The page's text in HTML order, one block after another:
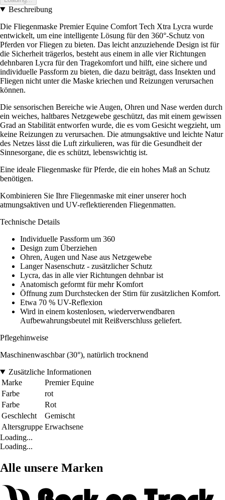
Beschreibung
Die Fliegenmaske Premier Equine Comfort Tech Xtra Lycra wurde
entwickelt, um eine intelligente Lösung für den 360°-Schutz von
Pferden vor Fliegen zu bieten. Das leicht anzuziehende Design ist für
die Sicherheit trägerlos, besteht aus einem in alle vier Richtungen
dehnbaren Lycra für den Tragekomfort und hilft, eine sichere und
individuelle Passform zu bieten, die dazu beiträgt, dass Insekten und
Fliegen nicht unter die Maske kriechen und Reizungen verursachen
können.
Die sensorischen Bereiche wie Augen, Ohren und Nase werden durch
ein weiches, haltbares Netzgewebe geschützt, das mit einem gewissen
Grad an Stabilität entworfen wurde, die es vom Gesicht wegzieht, um
keine Reizungen zu verursachen. Die atmungsaktive und leichte Natur
des Netzes lässt die Luft zirkulieren, was für die Gesundheit der
Sinnesorgane, die es schützt, lebenswichtig ist.
Eine ideale Fliegenmaske für Pferde, die ein hohes Maß an Schutz
benötigen.
Kombinieren Sie Ihre Fliegenmaske mit einer unserer hoch
atmungsaktiven und UV-reflektierenden Fliegenmatten.
Technische Details
Individuelle Passform um 360
Design zum Überziehen
Ohren, Augen und Nase aus Netzgewebe
Langer Nasenschutz - zusätzlicher Schutz
Lycra, das in alle vier Richtungen dehnbar ist
Anatomisch geformt für mehr Komfort
Öffnung zum Durchstecken der Stirn für zusätzlichen Komfort.
Etwa 70 % UV-Reflexion
Wird in einem kostenlosen, wiederverwendbaren
Aufbewahrungsbeutel mit Reißverschluss geliefert.
Pflegehinweise
Maschinenwaschbar (30°), natürlich trocknend
Zusätzliche Informationen
Marke
Premier Equine
Farbe
rot
Farbe
Rot
Geschlecht
Gemischt
Altersgruppe Erwachsene
Loading...
Loading...
Alle unsere Marken